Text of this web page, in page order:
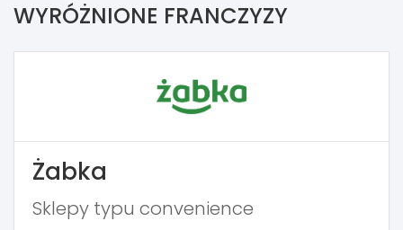
WYRÓŻNIONE FRANCZYZY
Żabka
Sklepy typu convenience